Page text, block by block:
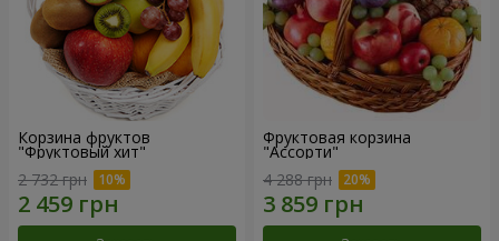
Корзина фруктов
"Фруктовый хит"
2 732 грн
Фруктовая корзина
"Ассорти"
4 288 грн